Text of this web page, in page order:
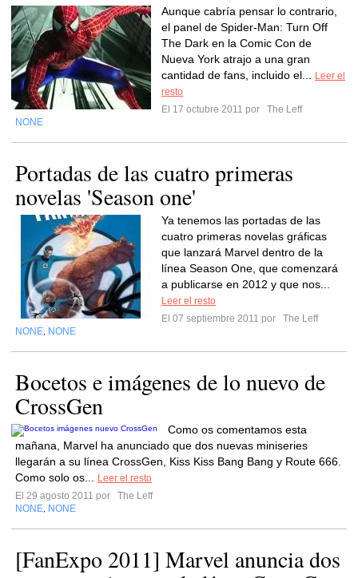
Aunque cabría pensar lo contrario,
el panel de Spider-Man: Turn Off
The Dark en la Comic Con de
Nueva York atrajo a una gran
cantidad de fans, incluido el...
Leer el
resto
El 17 octubre 2011 por
The Leff
NONE
Portadas de las cuatro primeras
novelas 'Season one'
Ya tenemos las portadas de las
cuatro primeras novelas gráficas
que lanzará Marvel dentro de la
línea Season One, que comenzará
a publicarse en 2012 y que nos...
Leer el resto
El 07 septiembre 2011 por
The Leff
NONE NONE
Bocetos e imágenes de lo nuevo de
CrossGen
Como os comentamos esta
mañana, Marvel ha anunciado que dos nuevas miniseries
llegarán a su línea CrossGen, Kiss Kiss Bang Bang y Route 666.
Como solo os...
Leer el resto
El 29 agosto 2011 por
The Leff
NONE NONE
[FanExpo 2011] Marvel anuncia dos